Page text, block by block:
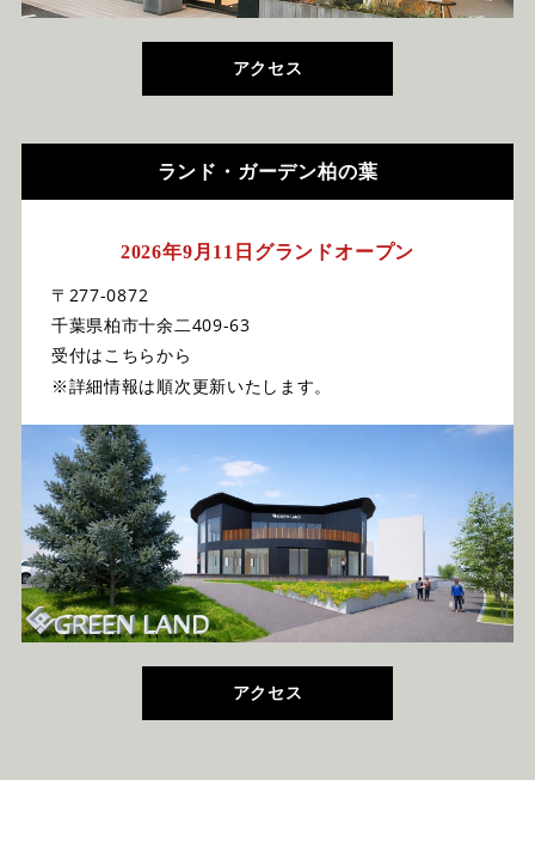
アクセス
ランド・ガーデン柏の葉
2026年9月11日グランドオープン
〒277-0872
千葉県柏市十余二409-63
受付はこちらから
※詳細情報は順次更新いたします。
アクセス